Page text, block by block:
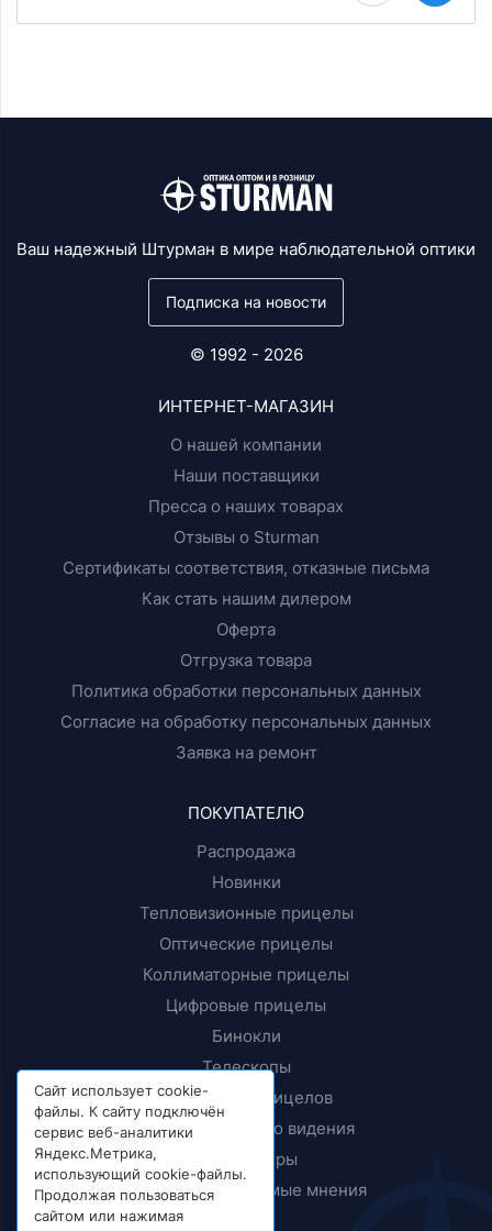
Ваш надежный Штурман в мире наблюдательной оптики
Подписка на новости
© 1992 - 2026
ИНТЕРНЕТ-МАГАЗИН
О нашей компании
Наши поставщики
Пресса о наших товарах
Отзывы о Sturman
Сертификаты соответствия, отказные письма
Как стать нашим дилером
Оферта
Отгрузка товара
Политика обработки персональных данных
Согласие на обработку персональных данных
Заявка на ремонт
ПОКУПАТЕЛЮ
Распродажа
Новинки
Тепловизионные прицелы
Оптические прицелы
Коллиматорные прицелы
Цифровые прицелы
Бинокли
Телескопы
Крепления прицелов
Приборы ночного видения
Дальномеры
Тесты и независимые мнения
Сайт использует cookie-
файлы. К сайту подключён
сервис веб-аналитики
Яндекс.Метрика,
использующий cookie-файлы.
Продолжая пользоваться
сайтом или нажимая